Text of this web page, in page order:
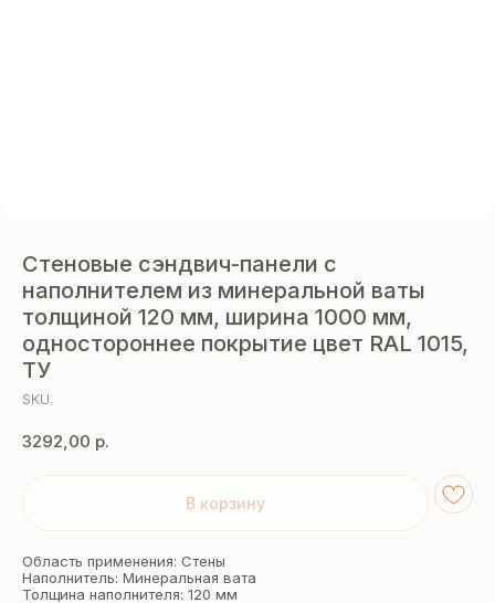
Стеновые сэндвич-панели с
наполнителем из минеральной ваты
толщиной 120 мм, ширина 1000 мм,
одностороннее покрытие цвет RAL 1015,
ТУ
SKU:
3292,00 р.
В корзину
Область применения: Стены
Наполнитель: Минеральная вата
Толщина наполнителя: 120 мм